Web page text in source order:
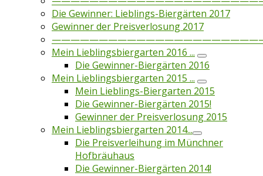
Die Gewinner: Lieblings-Biergärten 2017
Gewinner der Preisverlosung 2017
Mein Lieblingsbiergarten 2016 ...
Die Gewinner-Biergärten 2016
Mein Lieblingsbiergarten 2015 ...
Mein Lieblings-Biergarten 2015
Die Gewinner-Biergärten 2015!
Gewinner der Preisverlosung 2015
Mein Lieblingsbiergarten 2014...
Die Preisverleihung im Münchner
Hofbräuhaus
Die Gewinner-Biergärten 2014!